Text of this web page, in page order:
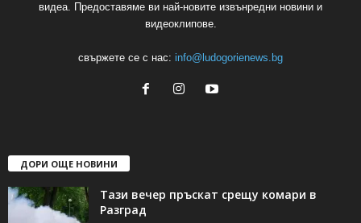
видеа. Предоставяме ви най-новите извънредни новини и
видеоклипове.
свържете се с нас: info@ludogorienews.bg
ДОРИ ОЩЕ НОВИНИ
Тази вечер пръскат срещу комари в
Разград